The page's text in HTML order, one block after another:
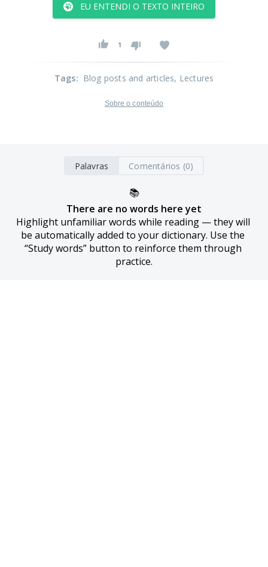
EU ENTENDI O TEXTO INTEIRO
1
Tags: Blog posts and articles, Lectures
Sobre o conteúdo
Palavras Comentários (0)
📚
There are no words here yet
Highlight unfamiliar words while reading — they will
be automatically added to your dictionary. Use the
“Study words” button to reinforce them through
practice.